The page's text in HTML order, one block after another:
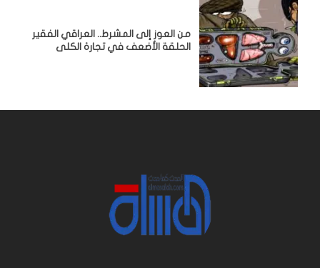
من العوز إلى المشرط.. العراقي الفقير
الحلقة الأضعف في تجارة الكلى